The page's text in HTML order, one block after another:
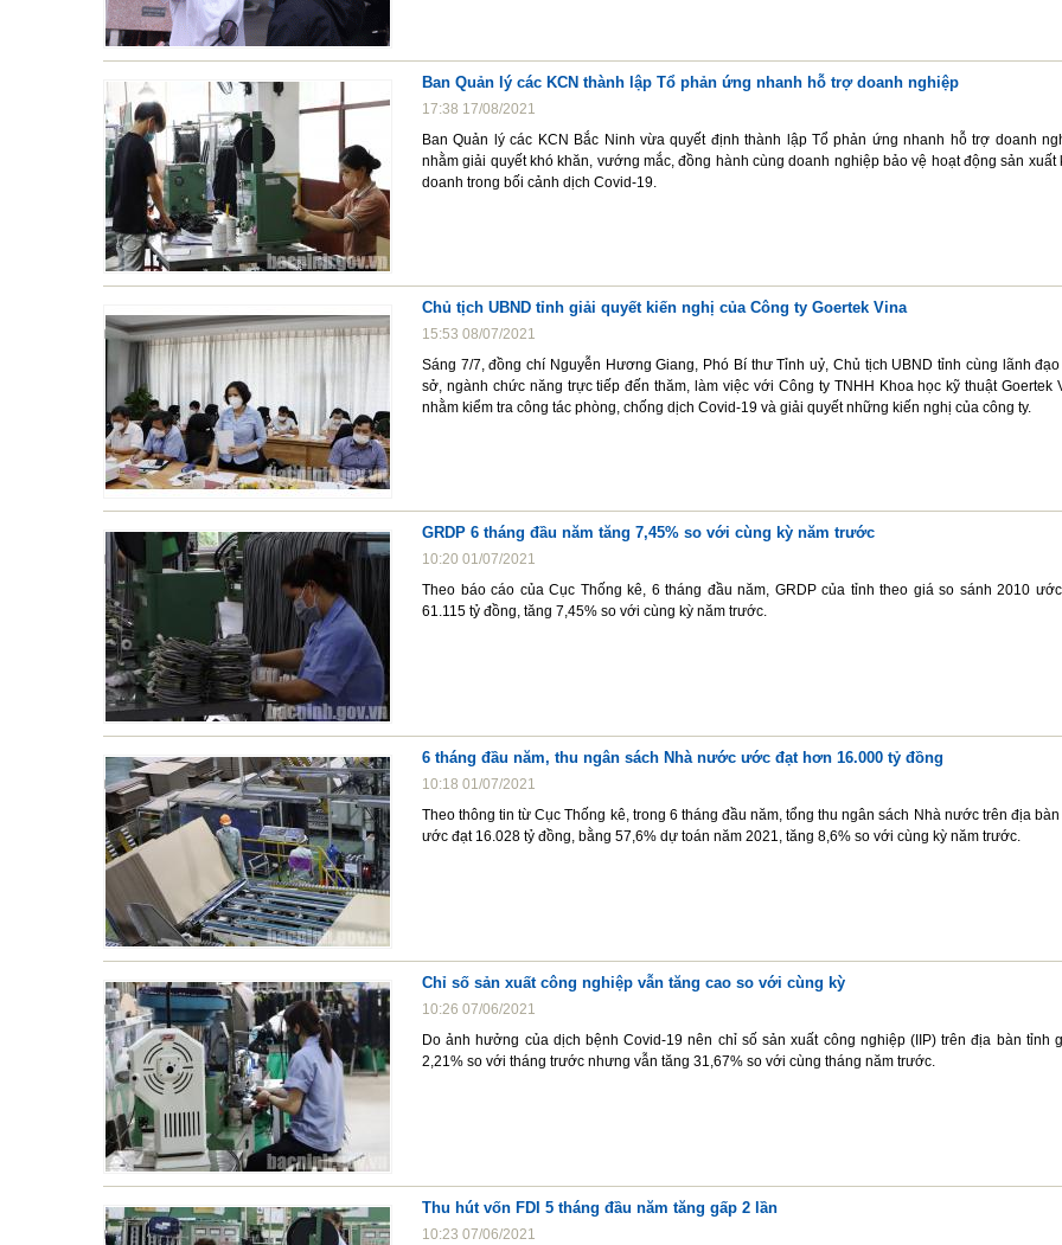
Ban Quản lý các KCN thành lập Tổ phản ứng nhanh hỗ trợ doanh nghiệp
17:38 17/08/2021
Ban Quản lý các KCN Bắc Ninh vừa quyết định thành lập Tổ phản ứng nhanh hỗ trợ doanh
nhằm giải quyết khó khăn, vướng mắc, đồng hành cùng doanh nghiệp bảo vệ hoạt động sản xuất
doanh trong bối cảnh dịch Covid-19.
Chủ tịch UBND tỉnh giải quyết kiến nghị của Công ty Goertek Vina
15:53 08/07/2021
Sáng 7/7, đồng chí Nguyễn Hương Giang, Phó Bí thư Tỉnh uỷ, Chủ tịch UBND tỉnh cùng lãnh
sở, ngành chức năng trực tiếp đến thăm, làm việc với Công ty TNHH Khoa học kỹ thuật Goertek
nhằm kiểm tra công tác phòng, chống dịch Covid-19 và giải quyết những kiến nghị của công ty.
GRDP 6 tháng đầu năm tăng 7,45% so với cùng kỳ năm trước
10:20 01/07/2021
Theo báo cáo của Cục Thống kê, 6 tháng đầu năm, GRDP của tỉnh theo giá so sánh 2010
61.115 tỷ đồng, tăng 7,45% so với cùng kỳ năm trước.
6 tháng đầu năm, thu ngân sách Nhà nước ước đạt hơn 16.000 tỷ đồng
10:18 01/07/2021
Theo thông tin từ Cục Thống kê, trong 6 tháng đầu năm, tổng thu ngân sách Nhà nước trên địa bàn
ước đạt 16.028 tỷ đồng, bằng 57,6% dự toán năm 2021, tăng 8,6% so với cùng kỳ năm trước.
Chỉ số sản xuất công nghiệp vẫn tăng cao so với cùng kỳ
10:26 07/06/2021
Do ảnh hưởng của dịch bệnh Covid-19 nên chỉ số sản xuất công nghiệp (IIP) trên địa bàn tỉnh
2,21% so với tháng trước nhưng vẫn tăng 31,67% so với cùng tháng năm trước.
Thu hút vốn FDI 5 tháng đầu năm tăng gấp 2 lần
10:23 07/06/2021